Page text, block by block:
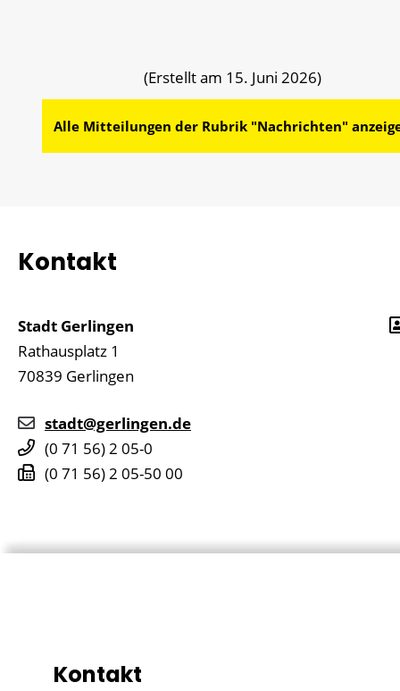
(Erstellt am 15. Juni 2026)
Alle Mitteilungen der Rubrik "Nachrichten"
Kontakt
Stadt Gerlingen
Rathausplatz 1
70839 Gerlingen
stadt@gerlingen.de
(0 71 56) 2 05-0
(0 71 56) 2 05-50 00
Kontakt